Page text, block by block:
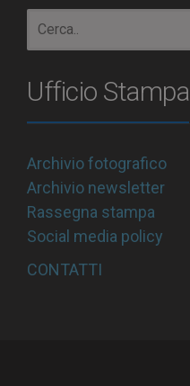
Ufficio Stampa
Archivio fotografico
Archivio newsletter
Rassegna stampa
Social media policy
CONTATTI